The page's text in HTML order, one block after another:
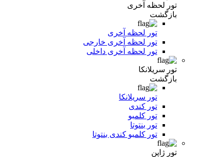
تور لحظه آخری
بازگشت
تور لحظه آخری
تور لحظه آخری خارجی
تور لحظه آخری داخلی
تور سریلانکا
بازگشت
تور سریلانکا
تور کندی
تور کلمبو
تور بنتوتا
تور کلمبو کندی بنتوتا
تور ژاپن